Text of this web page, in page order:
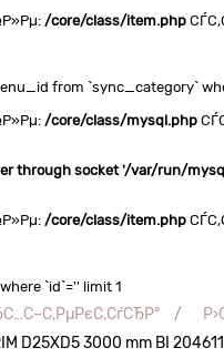
/core/class/item.php
from `sync_category`
/core/class/mysql.php
through socket '/var/run/
/core/class/item.php
`id`='' limit 1
D25XD5 3000 mm BI 204611